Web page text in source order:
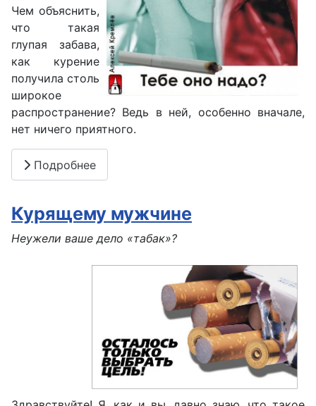
Чем объяснить,
что такая
глупая забава,
как курение
получила столь
широкое
распространение? Ведь в ней, особенно вначале,
нет ничего приятного.
Подробнее
Курящему мужчине
Неужели ваше дело «табак»?